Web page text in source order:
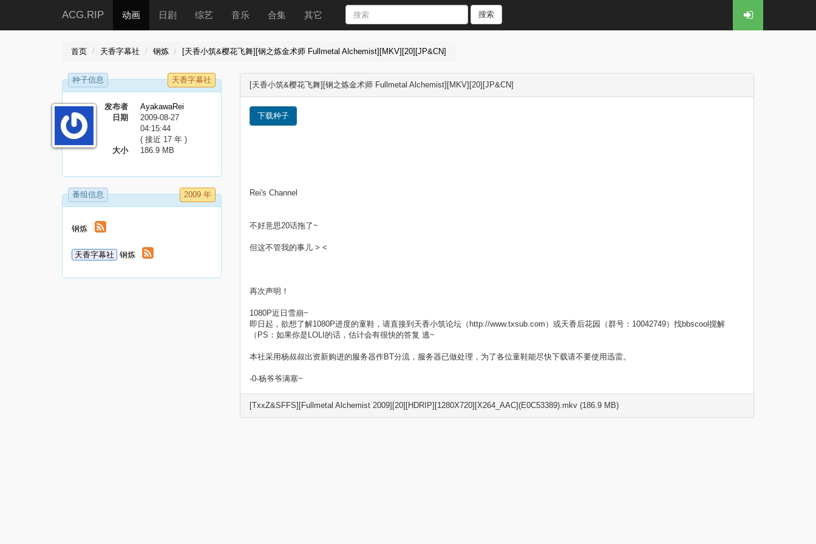
ACG.RIP 动画 日剧 综艺 音乐 合集 其它 搜索
首页 天香字幕社 钢炼 [天香小筑&樱花飞舞][钢之炼金术师 Fullmetal Alchemist][MKV][20][JP&CN]
种子信息 天香字幕社
发布者
AyakawaRei
日期
2009-08-27
04:15:44
( 接近 17 年 )
大小
186.9 MB
番组信息 2009 年
钢炼
天香字幕社 钢炼
[天香小筑&樱花飞舞][钢之炼金术师 Fullmetal Alchemist][MKV][20][JP&CN]
下载种子
Rei's Channel
不好意思20话拖了~
但这不管我的事儿 > <
再次声明！
1080P近日雪崩~
即日起，欲想了解1080P进度的童鞋，请直接到天香小筑论坛（http://www.txsub.com）或天香后花园（群号：10042749）找bbscool搅解
（PS：如果你是LOLI的话，估计会有很快的答复 逃~
本社采用杨叔叔出资新购进的服务器作BT分流，服务器已做处理，为了各位童鞋能尽快下载请不要使用迅雷。
-0-杨爷爷满塞~
[TxxZ&SFFS][Fullmetal Alchemist 2009][20][HDRIP][1280X720][X264_AAC](E0C53389).mkv (186.9 MB)